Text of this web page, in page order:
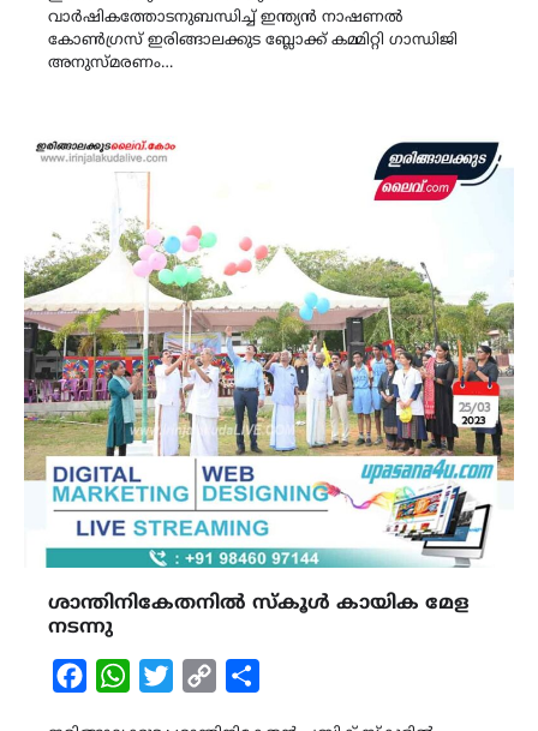
വാർഷികത്തോടനുബന്ധിച്ച് ഇന്ത്യൻ നാഷണൽ
കോൺഗ്രസ് ഇരിങ്ങാലക്കുട ബ്ലോക്ക് കമ്മിറ്റി ഗാന്ധിജി
അനുസ്മരണം…
ശാന്തിനികേതനിൽ സ്കൂൾ കായിക മേള
നടന്നു
FacebookWhatsAppTwitterCopy